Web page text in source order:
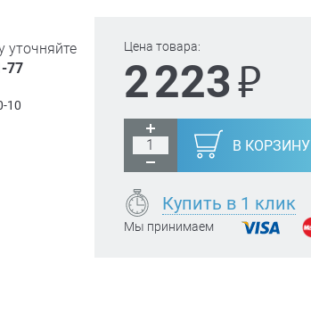
Цена товара:
2 223₽
В КОРЗИНУ
Купить в 1 клик
Мы принимаем
уточняйте
77
10